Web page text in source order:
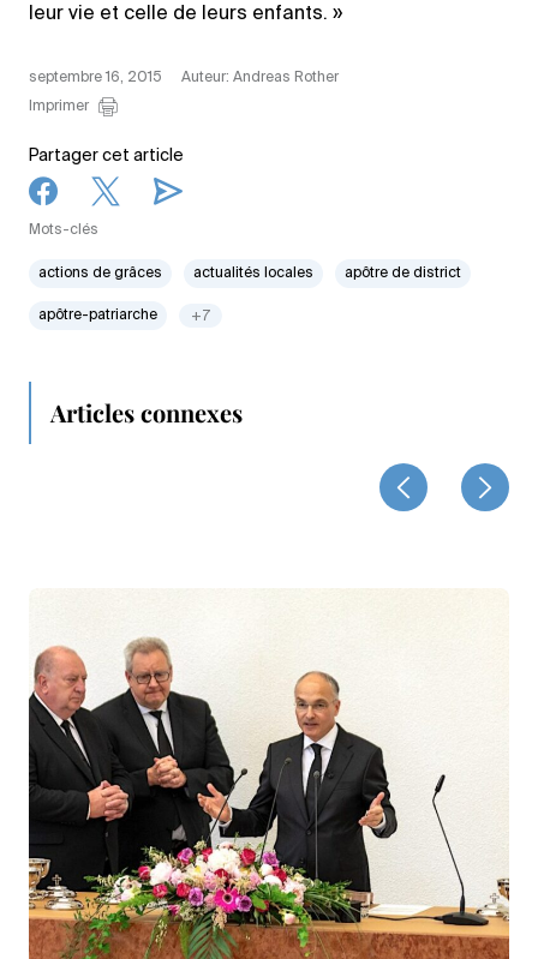
leur vie et celle de leurs enfants. »
septembre 16, 2015
Auteur: Andreas Rother
Imprimer
Partager cet article
Mots-clés
actions de grâces actualités locales apôtre de district
apôtre-patriarche +7
Articles connexes